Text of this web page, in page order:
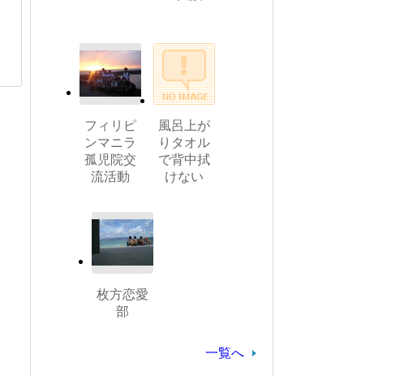
フィリピ
ンマニラ
孤児院交
流活動
風呂上が
りタオル
で背中拭
けない
枚方恋愛
部
一覧へ